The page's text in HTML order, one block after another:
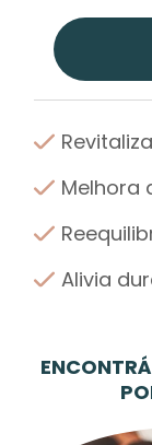
Melhora
Alivia